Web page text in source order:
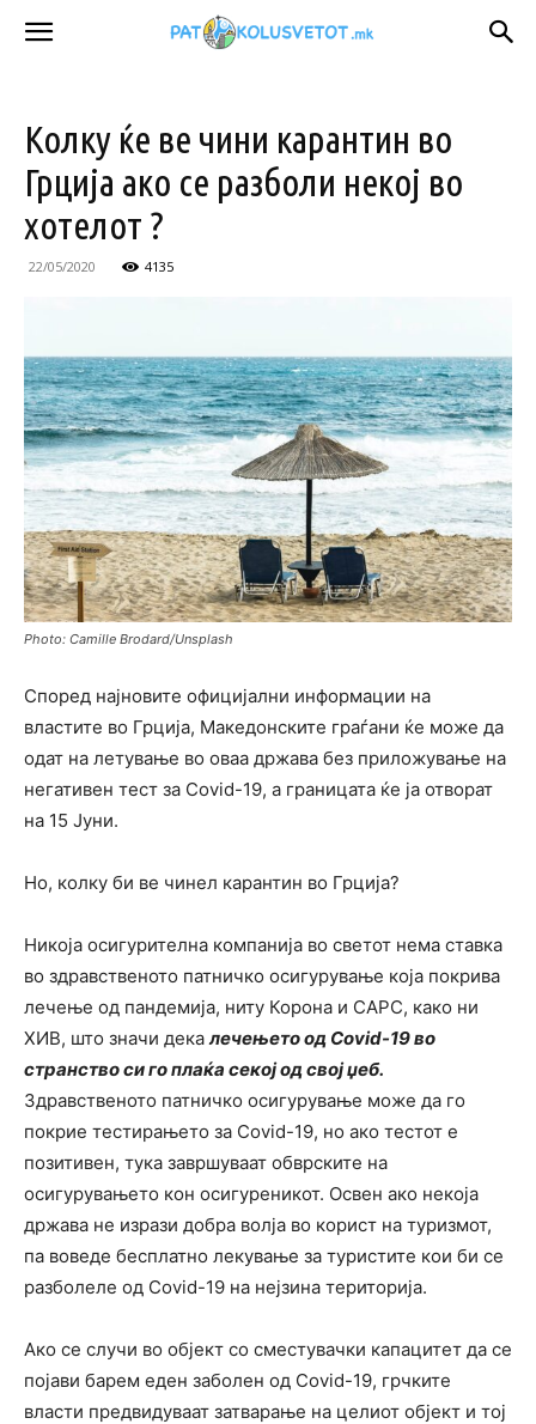
Колку ќе ве чини карантин во
Грција ако се разболи некој во
хотелот ?
22/05/2020 4135
Photo: Camille Brodard/Unsplash
Според најновите официјални информации на
властите во Грција, Македонските граѓани ќе може да
одат на летување во оваа држава без приложување на
негативен тест за Covid-19, a границата ќе ја отворат
на 15 Јуни.
Но, колку би ве чинел карантин во Грција?
Никоја осигурителна компанија во светот нема ставка
во здравственото патничко осигурување која покрива
лечење од пандемија, ниту Корона и САРС, како ни
ХИВ, што значи декалечењето од Covid-19 во
странство си го плаќа секој од свој џеб.
Здравственото патничко осигурување може да го
покрие тестирањето за Covid-19, но ако тестот е
позитивен, тука завршуваат обврските на
осигурувањето кон осигуреникот. Освен ако некоја
држава не изрази добра волја во корист на туризмот,
па воведе бесплатно лекување за туристите кои би се
разболеле од Covid-19 на нејзина територија.
Ако се случи во објект со сместувачки капацитет да се
појави барем еден заболен од Covid-19, грчките
власти предвидуваат затварање на целиот објект и тој